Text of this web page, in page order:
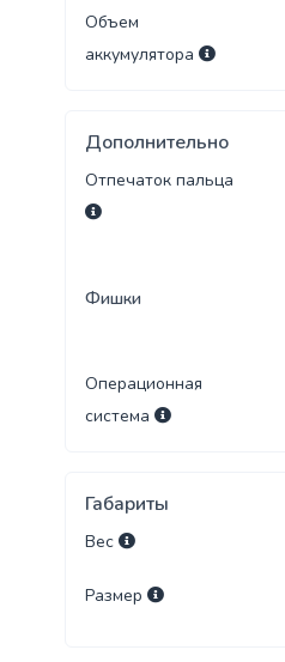
Объем
аккумулятора
Дополнительно
Отпечаток пальца
Фишки
Операционная
система
Габариты
Вес
Размер